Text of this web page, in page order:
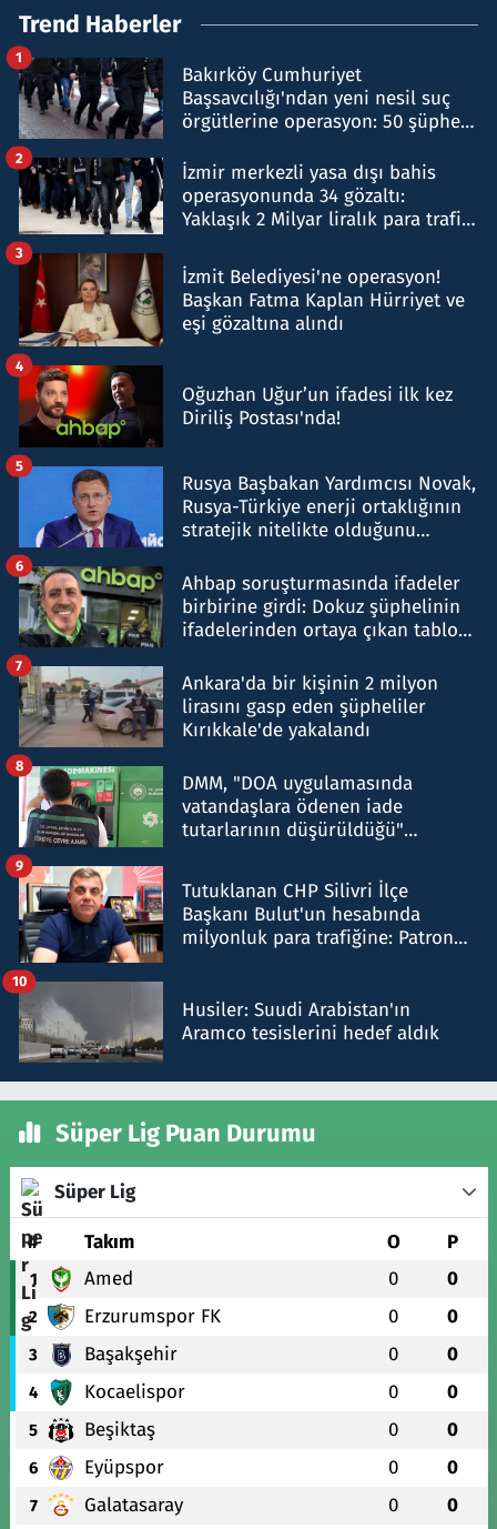
Trend Haberler
Bakırköy Cumhuriyet
Başsavcılığı'ndan yeni nesil suç
örgütlerine operasyon: 50 şüpheli
1
İzmir merkezli yasa dışı bahis
operasyonunda 34 gözaltı:
Yaklaşık 2 Milyar liralık para trafiği
2
İzmit Belediyesi'ne operasyon!
Başkan Fatma Kaplan Hürriyet ve
eşi gözaltına alındı
3
Oğuzhan Uğur’un ifadesi ilk kez
Diriliş Postası'nda!
4
Rusya Başbakan Yardımcısı Novak,
Rusya-Türkiye enerji ortaklığının
stratejik nitelikte olduğunu
5
Ahbap soruşturmasında ifadeler
birbirine girdi: Dokuz şüphelinin
ifadelerinden ortaya çıkan tablo
6
Ankara'da bir kişinin 2 milyon
lirasını gasp eden şüpheliler
Kırıkkale'de yakalandı
7
DMM, "DOA uygulamasında
vatandaşlara ödenen iade
tutarlarının düşürüldüğü"
8
Tutuklanan CHP Silivri İlçe
Başkanı Bulut'un hesabında
milyonluk para trafiğine: Patron
9
Husiler: Suudi Arabistan'ın
Aramco tesislerini hedef aldık
10
Süper Lig Puan Durumu
Süper Lig
# Takım O P
1 Amed 0 0
2 Erzurumspor FK 0 0
3 Başakşehir 0 0
4 Kocaelispor 0 0
5 Beşiktaş 0 0
6 Eyüpspor 0 0
7 Galatasaray 0 0